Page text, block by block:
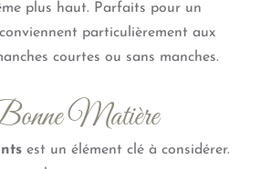
plus haut. Parfaits pour un
particulièrement aux
courtes ou sans manches.
Matière
est un élément clé à considérer.